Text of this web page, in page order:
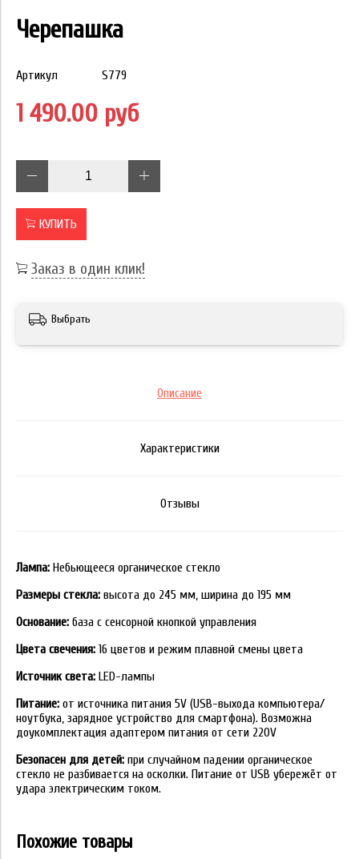
Черепашка
Артикул S779
1 490.00 руб
КУПИТЬ
Заказ в один клик!
Выбрать
Описание
Характеристики
Отзывы
Лампа: Небьющееся органическое стекло
Размеры стекла: высота до 245 мм, ширина до 195 мм
Основание: база с сенсорной кнопкой управления
Цвета свечения: 16 цветов и режим плавной смены цвета
Источник света: LED-лампы
Питание: от источника питания 5V (USB-выхода компьютера/
ноутбука, зарядное устройство для смартфона). Возможна
доукомплектация адаптером питания от сети 220V
Безопасен для детей: при случайном падении органическое
стекло не разбивается на осколки. Питание от USB убережёт от
удара электрическим током.
Похожие товары